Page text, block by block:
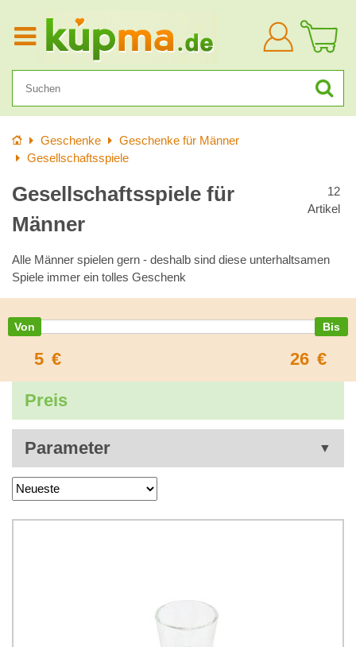
Anmelden
StartseiteGeschenke
Geschenke für Männer
Gesellschaftsspiele
Gesellschaftsspiele für
Männer
12
Artikel
Alle Männer spielen gern - deshalb sind diese unterhaltsamen
Spiele immer ein tolles Geschenk
5 € 26 €
Preis
Parameter